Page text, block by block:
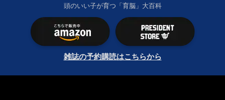
頭のいい子が育つ「育脳」大百科
雑誌の予約購読はこちらから